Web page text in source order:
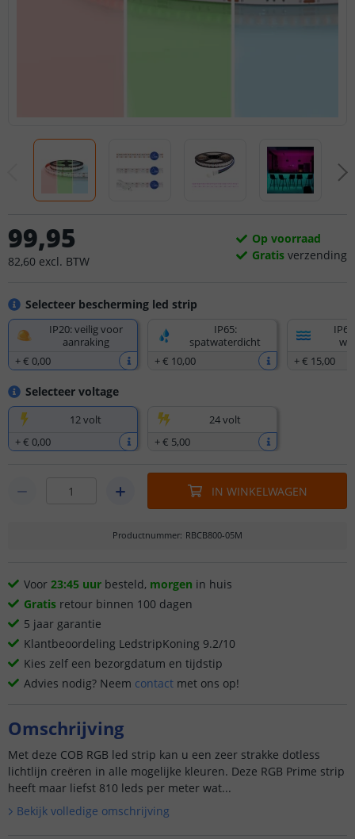
Selecteer bescherming led strip
IP20: veilig voor
aanraking
+€ 0,00
IP65:
spatwaterdicht
+€ 10,00
+€ 15,00
Selecteer voltage
12 volt
+€ 0,00
24 volt
+€ 5,00
99,95
82,60 excl. BTW
Op voorraad
Gratis verzending
IN WINKELWAGEN
Productnummer: RBCB800-05M
Voor 23:45 uur besteld, morgen in huis
Gratis retour binnen 100 dagen
5 jaar garantie
Klantbeoordeling LedstripKoning 9.2/10
Kies zelf een bezorgdatum en tijdstip
Advies nodig? Neem contact met ons op!
Omschrijving
Met deze COB RGB led strip kan u een zeer strakke dotless
lichtlijn creëren in alle mogelijke kleuren. Deze RGB Prime strip
heeft maar liefst 810 leds per meter wat...
Bekijk volledige omschrijving